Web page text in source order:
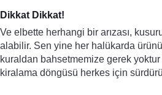
Dikkat Dikkat!
Ve elbette herhangi bir arızası,
alabilir. Sen yine her halükarda
kuraldan bahsetmemize gerek
kiralama döngüsü herkes için